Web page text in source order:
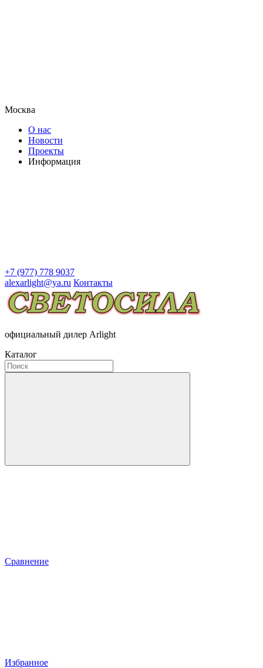
Москва
О нас
Новости
Проекты
Информация
+7 (977) 778 9037
alexarlight@ya.ru Контакты
официальный дилер Arlight
Каталог
Сравнение
Избранное